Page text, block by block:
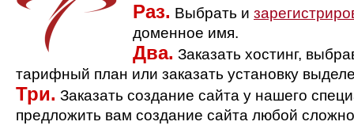
Раз. Выбрать и
доменное имя.
Два. Заказать хостинг,
тарифный план или заказать установку
Три. Заказать создание сайта у нашего
предложить вам создание сайта любой